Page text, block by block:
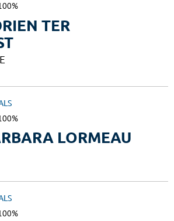
TER
LORMEAU